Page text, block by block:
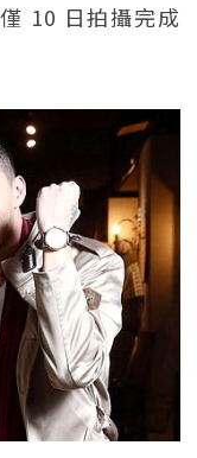
10 日拍攝完成